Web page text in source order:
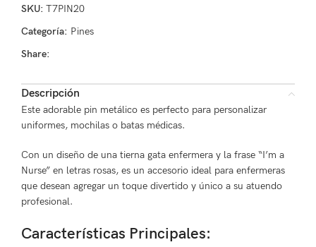
SKU: T7PIN20
Categoría: Pines
Share:
Descripción
Este adorable pin metálico es perfecto para personalizar
uniformes, mochilas o batas médicas.
Con un diseño de una tierna gata enfermera y la frase “I’m a
Nurse” en letras rosas, es un accesorio ideal para enfermeras
que desean agregar un toque divertido y único a su atuendo
profesional.
Características Principales: